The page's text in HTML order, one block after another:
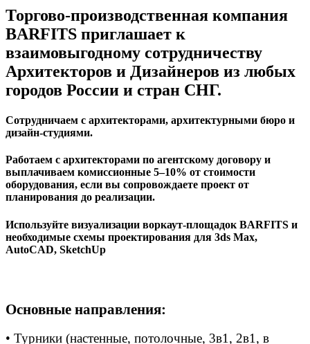
Торгово-производственная компания
BARFITS приглашает к
взаимовыгодному сотрудничеству
Архитекторов и Дизайнеров из любых
городов России и стран СНГ.
Сотрудничаем с архитекторами, архитектурными бюро и
дизайн-студиями.
Работаем с архитекторами по агентскому договору и
выплачиваем комиссионные 5–10% от стоимости
оборудования, если вы сопровождаете проект от
планирования до реализации.
Используйте визуализации воркаут-площадок BARFITS и
необходимые схемы проектирования для 3ds Max,
AutoCAD, SketchUp
Основные направления:
• Турники (настенные, потолочные, 3в1, 2в1, в